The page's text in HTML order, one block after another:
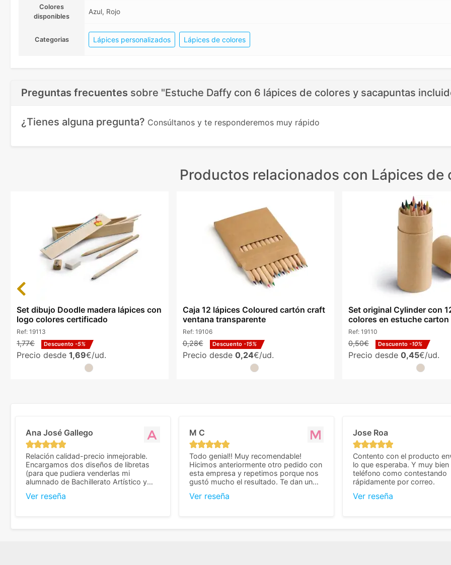
Colores
disponibles
Azul, Rojo
Categorias Lápices personalizados Lápices de colores
Preguntas frecuentes sobre "Estuche Daffy con 6 lápices de colores y sacapuntas
¿Tienes alguna pregunta? Consúltanos y te responderemos muy rápido
Productos relacionados con Lápices de
Set dibujo Doodle madera lápices con
logo colores certificado
Ref: 19113
1,77€ Descuento -5%
Precio desde 1,69€/ud.
Caja 12 lápices Coloured cartón craft
ventana transparente
Ref: 19106
0,28€ Descuento -15%
Precio desde 0,24€/ud.
Set original Cylinder con
colores en estuche carton
Ref: 19110
0,50€ Descuento -10%
Precio desde 0,45€/ud.
Previous
Ana José Gallego
Relación calidad-precio inmejorable.
Encargamos dos diseños de libretas
(para que pudiera venderlas mi
alumnado de Bachillerato Artístico y
mejor presupuesto con diferencia, con
Ver reseña
M C
Todo genial!! Muy recomendable!
Hicimos anteriormente otro pedido con
esta empresa y repetimos porque nos
gustó mucho el resultado. Te dan un
que valoramos mucho cuando se trata
Ver reseña
Jose Roa
Contento con el producto
lo que esperaba. Y muy
teléfono como contestando
rápidamente por correo.
Ver reseña